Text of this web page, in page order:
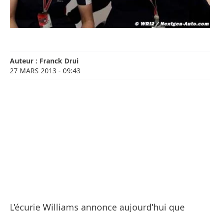
Auteur : Franck Drui
27 MARS 2013 - 09:43
L’écurie Williams annonce aujourd’hui que